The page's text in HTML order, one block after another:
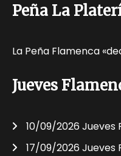
Peña La
La Peña Flamenca
Jueves
10/09/2026 Jueves
17/09/2026 Jueves